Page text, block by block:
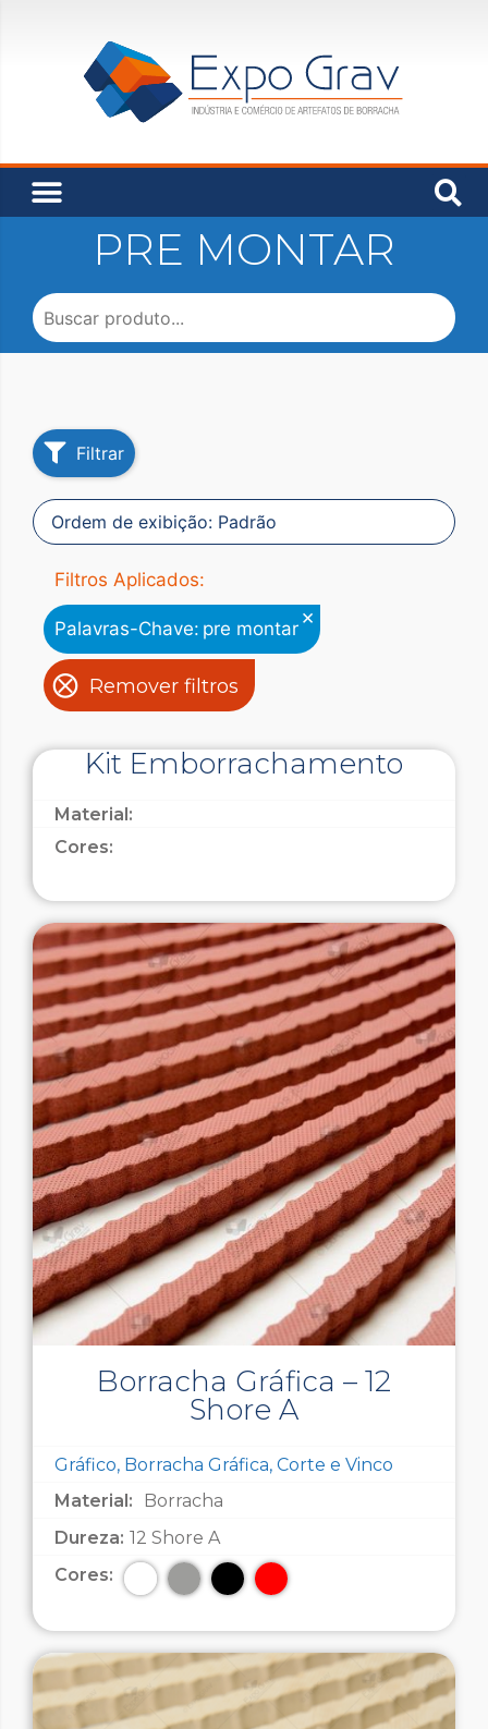
PRE MONTAR
Filtrar
Filtros Aplicados:
Palavras-Chave: pre montar ×
Remover filtros
Kit Emborrachamento
Material:
Cores:
Borracha Gráfica – 12
Shore A
Gráfico, Borracha Gráfica, Corte e Vinco
Material:
Borracha
Dureza: 12 Shore A
Cores: